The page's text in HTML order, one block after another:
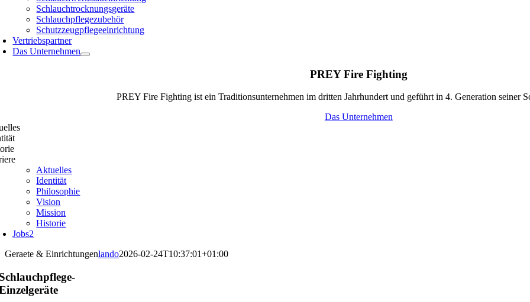
Schlauchtrocknungsgeräte
Schlauchpflegezubehör
Schutzzeugpflegeeinrichtung
Vertriebspartner
Das Unternehmen
PREY Fire Fighting
PREY Fire Fighting ist ein Traditionsunternehmen im dritten Jahrhundert und geführt in 4. Generation seiner
Das Unternehmen
Aktuelles
Identität
Philosophie
Vision
Mission
Historie
Jobs2
Geraete & Einrichtungenlando2026-02-24T10:37:01+01:00